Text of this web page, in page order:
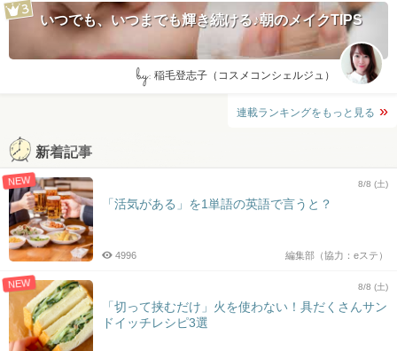
いつでも、いつまでも輝き続ける♪朝のメイクTIPS
by: 稲毛登志子（コスメコンシェルジュ）
連載ランキングをもっと見る
新着記事
NEW 8/8 (土)
「活気がある」を1単語の英語で言うと？
編集部（協力：eステ）
4996
NEW 8/8 (土)
「切って挟むだけ」火を使わない！具だくさんサン
ドイッチレシピ3選